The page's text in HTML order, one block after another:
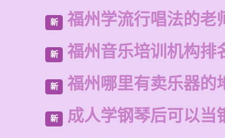
新 福州学流行唱法的老
新 福州音乐培训机构排
新 福州哪里有卖乐器的
新 成人学钢琴后可以当